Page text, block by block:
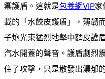
禦護盾。這就是包養網VIP家
載的「水餃皮護盾」，薄韌
子炮光束猛烈地擊中麵皮護
汽水開蓋的聲音。護盾劇烈
住了攻擊，只是散發出濃郁